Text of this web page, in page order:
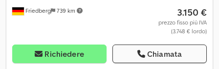
Friedberg 739 km 3.150 €
prezzo fisso più IVA
(3.748 € lordo)
Richiedere Chiamata